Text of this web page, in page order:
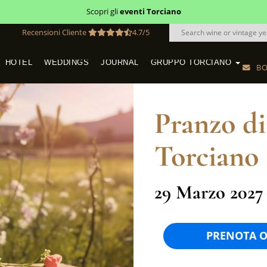
Scopri ibuoni regalo
Recensioni Cliente 4.7/5
HOTEL WEDDINGS JOURNAL GRUPPO TORCIANO
Pranzo
Torciano
29 Marzo
PRENOTA